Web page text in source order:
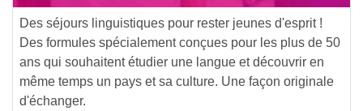
Des séjours linguistiques pour rester jeunes d'esprit !
Des formules spécialement conçues pour les plus de 50
ans qui souhaitent étudier une langue et découvrir en
même temps un pays et sa culture. Une façon originale
d'échanger.